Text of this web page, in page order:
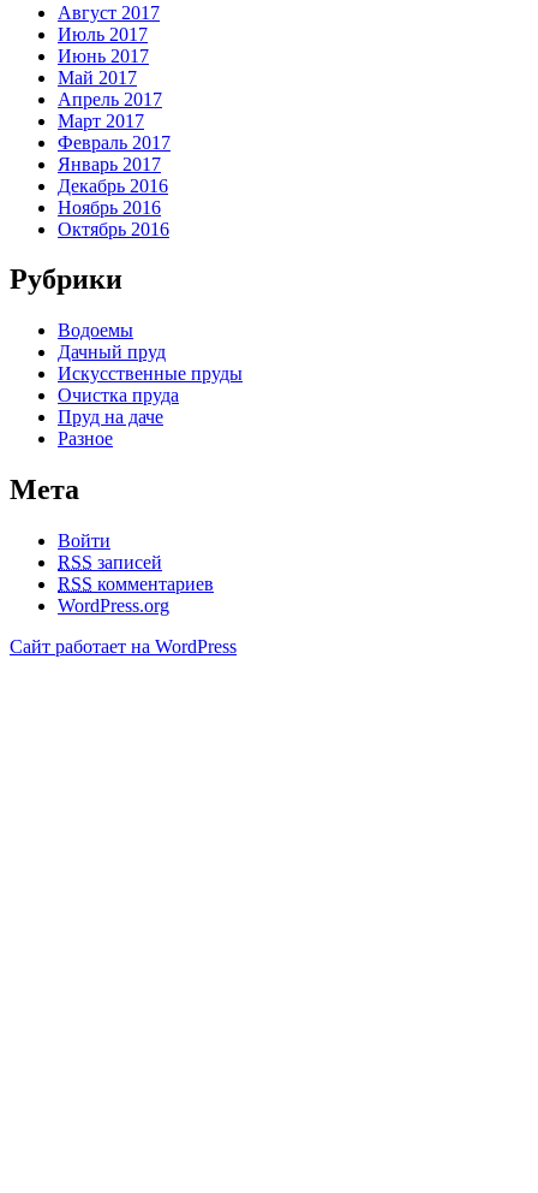
Август 2017
Июль 2017
Июнь 2017
Май 2017
Апрель 2017
Март 2017
Февраль 2017
Январь 2017
Декабрь 2016
Ноябрь 2016
Октябрь 2016
Рубрики
Водоемы
Дачный пруд
Искусственные пруды
Очистка пруда
Пруд на даче
Разное
Мета
Войти
RSS записей
RSS комментариев
WordPress.org
Сайт работает на WordPress